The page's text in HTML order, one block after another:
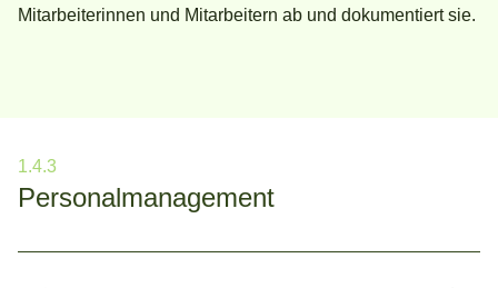
Mitarbeiterinnen und Mitarbeitern ab und dokumentiert sie.
1.4.3
Personal­management